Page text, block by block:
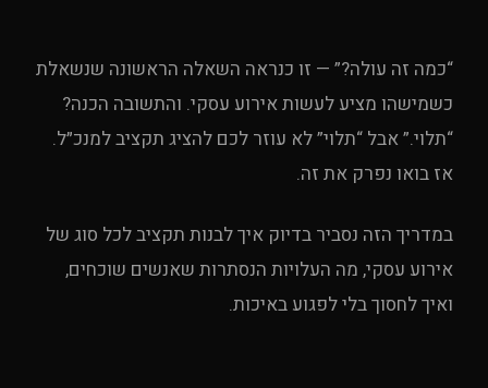
“כמה זה עולה?” — זו כנראה השאלה הראשונה שנשאלת
כשמישהו מציע לעשות אירוע עסקי. והתשובה הכנה?
“תלוי.” אבל “תלוי” לא עוזר לכם להציג תקציב למנכ״ל.
אז בואו נפרק את זה.
במדריך הזה נסביר בדיוק איך לבנות תקציב לכל סוג של
אירוע עסקי, מה העלויות הנסתרות שאנשים שוכחים,
ואיך לחסוך בלי לפגוע באיכות.